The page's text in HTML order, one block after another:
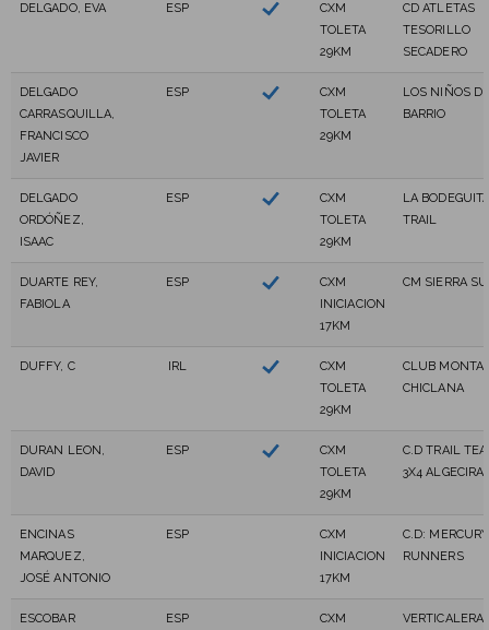
DELGADO, EVA ESP
CXM
TOLETA
29KM
CD ATLETAS
TESORILLO
SECADERO
DELGADO
CARRASQUILLA,
FRANCISCO
JAVIER
ESP
CXM
TOLETA
29KM
LOS NIÑOS
BARRIO
DELGADO
ORDÓÑEZ,
ISAAC
ESP
CXM
TOLETA
29KM
LA
TRAIL
DUARTE REY,
FABIOLA
ESP
CXM
INICIACION
17KM
CM SIERRA
DUFFY, C IRL
CXM
TOLETA
29KM
CLUB
CHICLANA
DURAN LEON,
DAVID
ESP
CXM
TOLETA
29KM
C.D TRAIL
3X4
ENCINAS
MARQUEZ,
JOSÉ ANTONIO
ESP
CXM
INICIACION
17KM
C.D: MERCURY
RUNNERS
ESCOBAR
ESP
CXM